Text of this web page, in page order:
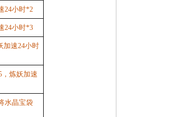
24小时*2
24小时*3
加速24小时
炼妖加速
水晶宝袋